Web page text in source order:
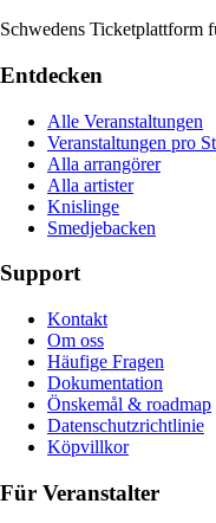
Schwedens Ticketplattform
Entdecken
Alle Veranstaltungen
Veranstaltungen pro
Alla arrangörer
Alla artister
Knislinge
Smedjebacken
Support
Kontakt
Om oss
Häufige Fragen
Dokumentation
Önskemål & roadmap
Datenschutzrichtlinie
Köpvillkor
Für Veranstalter